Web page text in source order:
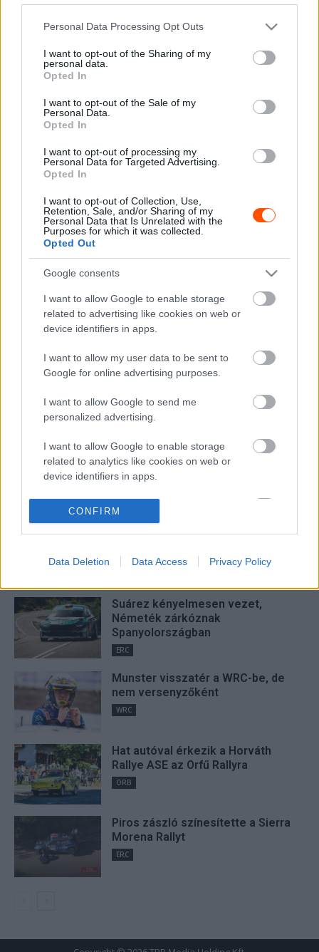
Please note that this website/app uses one or more Google
not limited to your visit or usage behaviour. You may click to
grant or deny consent to Google and its third-party tags to
use your data for below specified purposes in below Google
consent section.
Personal Data Processing Opt Outs
I want to opt-out of the Sharing of my
personal data.
Opted In
I want to opt-out of the Sale of my
Personal Data.
Opted In
I want to opt-out of processing my
Personal Data for Targeted Advertising.
Opted In
I want to opt-out of Collection, Use,
Retention, Sale, and/or Sharing of my
Personal Data that Is Unrelated with the
Purposes for which it was collected.
Opted Out
Google consents
I want to allow Google to enable storage
related to advertising like cookies on web or
device identifiers in apps.
I want to allow my user data to be sent to
Google for online advertising purposes.
I want to allow Google to send me
personalized advertising.
I want to allow Google to enable storage
related to analytics like cookies on web or
device identifiers in apps.
I want to allow Google to enable storage
related to functionality of the website or app.
related to personalization.
I want to allow Google to enable storage
related to security, including authentication
functionality and fraud prevention, and other
user protection.
CONFIRM
Data Deletion Data Access Privacy Policy
futamon változatlan volt, nem úgy a harmadik helyet
megszerzők személye, miután Svédországban az ír
Eamonn Kelly, míg Portugáliában a török Kerem Kazaz
A hihetetlen nagy csata ezúttal Görögországban
szakaszgyőzelmekkel a helyezésekért járó pontok
mellett. Az Istenek Versenye az előző két szezonban
ráadásul duplaszorzós szezonzáró volt a fiatalok
bajnokságában, ezúttal azonban szimpla pontokat nyújtó
rendezvény, a dupla szorzós pedig majd a JWRC
szezonzáró Közép-Európa Rally lesz október közepén.
JWRC kiemelt Mille Johansson Taylor Gill WRC
X
Hund Gábor
FRISS
Suárez nyerte meg az ERC-
Suárez kényelmesen vezet,
Németék zárkóznak
Spanyolországban
ERC
Munster visszatér a WRC-be, de
nem versenyzőként
WRC
Hat autóval érkezik a Horváth
Rallye ASE az Orfű Rallyra
ORB
Piros zászló színesítette a Sierra
Morena Rallyt
ERC